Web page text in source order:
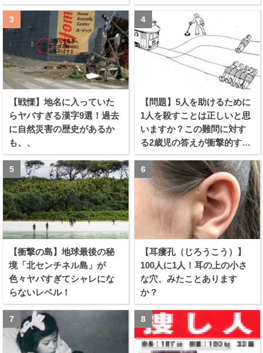
【戦慄】地名に入っていた
らヤバすぎる漢字9選！過去
に自然災害の歴史があるか
も、、
【問題】5人を助けるために
1人を殺すことは正しいと思
いますか？この難問に対す
る2歳児の答えが衝撃的すぎ
る！！
【衝撃の島】地球最後の秘
境「北センチネル島」が
色々ヤバすぎてシャレにな
らないレベル！
【耳瘻孔（じろうこう）】
100人に1人！耳の上の小さ
な穴、みたことあります
か？